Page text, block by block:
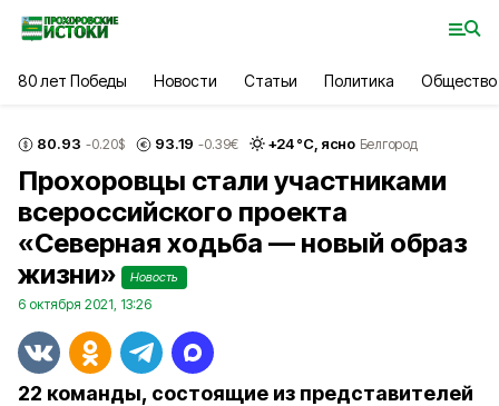
80 лет Победы Новости Статьи Политика Общество
80.93 -0.20$ 93.19 -0.39€ +24°С, ясно Белгород
Прохоровцы стали участниками
всероссийского проекта
«Северная ходьба — новый образ
жизни»
Новость
6 октября 2021, 13:26
22 команды, состоящие из представителей